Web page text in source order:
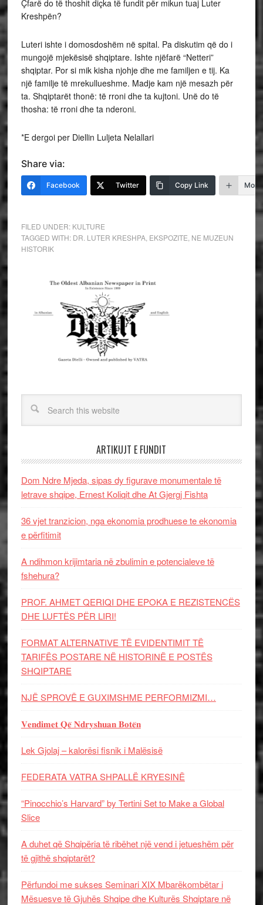
Çfarë do të thoshit diçka të fundit për mikun tuaj Luter
Kreshpën?
Luteri ishte i domosdoshëm në spital. Pa diskutim që do i
mungojë mjekësisë shqiptare. Ishte njëfarë “Netteri”
shqiptar. Por si mik kisha njohje dhe me familjen e tij. Ka
një familje të mrekullueshme. Madje kam një mesazh për
ta. Shqiptarët thonë: të rroni dhe ta kujtoni. Unë do të
thosha: të rroni dhe ta nderoni.
*E dergoi per Diellin Luljeta Nelallari
Share via:
Facebook Twitter Copy Link More
FILED UNDER: KULTURE
TAGGED WITH: DR. LUTER KRESHPA, EKSPOZITE NE MUZEUN
HISTORIK
ARTIKUJT E FUNDIT
Dom Ndre Mjeda, sipas dy figurave monumentale të
letrave shqipe, Ernest Koliqit dhe At Gjergj Fishta
36 vjet tranzicion, nga ekonomia prodhuese te ekonomia
e përfitimit
A ndihmon krijimtaria në zbulimin e potencialeve të
fshehura?
PROF. AHMET QERIQI DHE EPOKA E REZISTENCЁS
DHE LUFTЁS PЁR LIRI!
FORMAT ALTERNATIVE TË EVIDENTIMIT TË
TARIFËS POSTARE NË HISTORINË E POSTËS
SHQIPTARE
NJË SPROVË E GUXIMSHME PERFORMIZMI…
𝐕𝐞𝐧𝐝𝐢𝐦𝐞𝐭 𝐐𝐞̈ 𝐍𝐝𝐫𝐲𝐬𝐡𝐮𝐚𝐧 𝐁𝐨𝐭𝐞̈𝐧
Lek Gjolaj – kalorësi fisnik i Malësisë
FEDERATA VATRA SHPALLË KRYESINË
“Pinocchio’s Harvard” by Tertini Set to Make a Global
Slice
A duhet që Shqipëria të ribëhet një vend i jetueshëm për
të gjithë shqiptarët?
Përfundoi me sukses Seminari XIX Mbarëkombëtar i
Mësuesve të Gjuhës Shqipe dhe Kulturës Shqiptare në